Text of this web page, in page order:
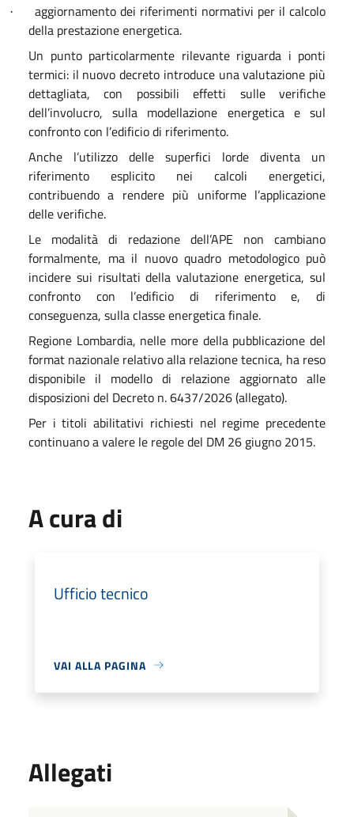
·
aggiornamento dei riferimenti normativi per il calcolo
della prestazione energetica.
Un punto particolarmente rilevante riguarda i ponti
termici: il nuovo decreto introduce una valutazione più
dettagliata, con possibili effetti sulle verifiche
dell’involucro, sulla modellazione energetica e sul
confronto con l’edificio di riferimento.
Anche l’utilizzo delle superfici lorde diventa un
riferimento esplicito nei calcoli energetici,
contribuendo a rendere più uniforme l’applicazione
delle verifiche.
Le modalità di redazione dell’APE non cambiano
formalmente, ma il nuovo quadro metodologico può
incidere sui risultati della valutazione energetica, sul
confronto con l’edificio di riferimento e, di
conseguenza, sulla classe energetica finale.
Regione Lombardia, nelle more della pubblicazione del
format nazionale relativo alla relazione tecnica, ha reso
disponibile il modello di relazione aggiornato alle
disposizioni del Decreto n. 6437/2026 (allegato).
Per i titoli abilitativi richiesti nel regime precedente
continuano a valere le regole del DM 26 giugno 2015.
A cura di
Ufficio tecnico
VAI ALLA PAGINA
Allegati